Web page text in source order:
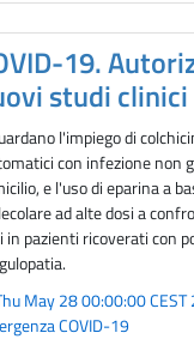
19.
studi clinici
l'impiego di
con infezione non
e l'uso di eparina a
ad alte dosi a
in pazienti ricoverati con
May 28 00:00:00
COVID-19